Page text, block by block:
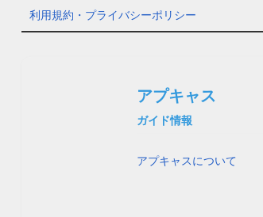
利用規約・プライバシーポリシー
アプキャス
ガイド情報
アプキャスについて